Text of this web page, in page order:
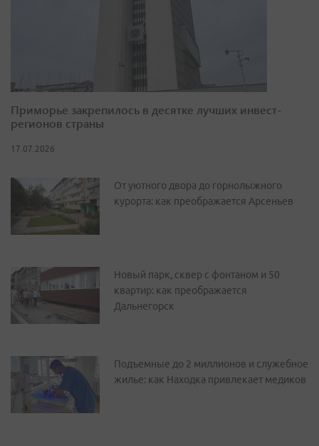
Приморье закрепилось в десятке лучших инвест-
регионов страны
17.07.2026
От уютного двора до горнолыжного
курорта: как преображается Арсеньев
Новый парк, сквер с фонтаном и 50
квартир: как преображается
Дальнегорск
Подъемные до 2 миллионов и служебное
жилье: как Находка привлекает медиков